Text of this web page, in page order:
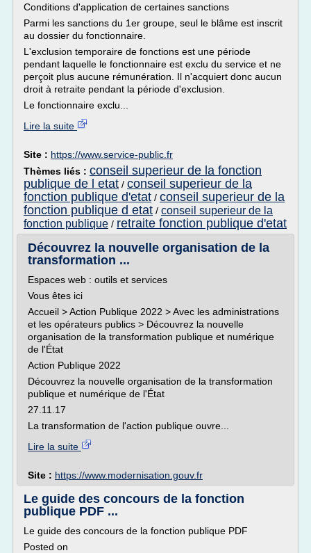
Conditions d'application de certaines sanctions
Parmi les sanctions du 1er groupe, seul le blâme est inscrit
au dossier du fonctionnaire.
L'exclusion temporaire de fonctions est une période
pendant laquelle le fonctionnaire est exclu du service et ne
perçoit plus aucune rémunération. Il n'acquiert donc aucun
droit à retraite pendant la période d'exclusion.
Le fonctionnaire exclu...
Lire la suite
Site : https://www.service-public.fr
Thèmes liés : conseil superieur de la fonction
publique de l etat / conseil superieur de la
fonction publique d'etat / conseil superieur de la
fonction publique d etat / conseil superieur de la
fonction publique / retraite fonction publique d'etat
Découvrez la nouvelle organisation de la
transformation ...
Espaces web : outils et services
Vous êtes ici
Accueil > Action Publique 2022 > Avec les administrations
et les opérateurs publics > Découvrez la nouvelle
organisation de la transformation publique et numérique
de l'État
Action Publique 2022
Découvrez la nouvelle organisation de la transformation
publique et numérique de l'État
27.11.17
La transformation de l'action publique ouvre...
Lire la suite
Site : https://www.modernisation.gouv.fr
Le guide des concours de la fonction
publique PDF ...
Le guide des concours de la fonction publique PDF
Posted on